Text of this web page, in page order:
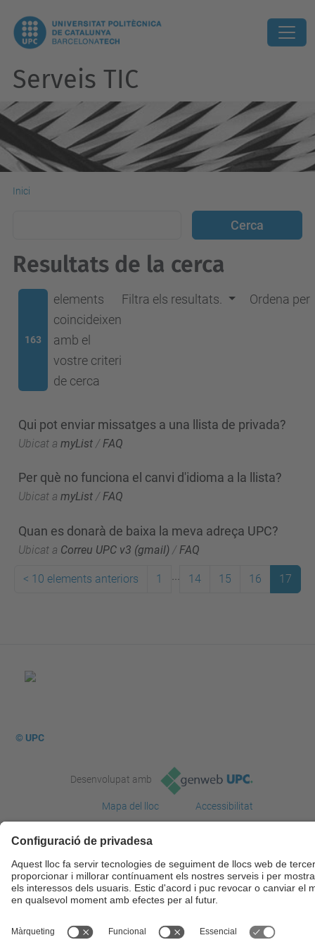
Serveis TIC
Inici
Resultats de la cerca
163
elements
coincideixen
amb el
vostre criteri
de cerca
Filtra els resultats. Ordena per
Qui pot enviar missatges a una llista de privada?
Ubicat a myList / FAQ
Per què no funciona el canvi d'idioma a la llista?
Ubicat a myList /FAQ
Quan es donarà de baixa la meva adreça UPC?
Ubicat a Correu UPC v3 (gmail) / FAQ
< 10 elements anteriors 1 14 15 16 17
© UPC
Desenvolupat amb
Mapa del lloc
Accessibilitat